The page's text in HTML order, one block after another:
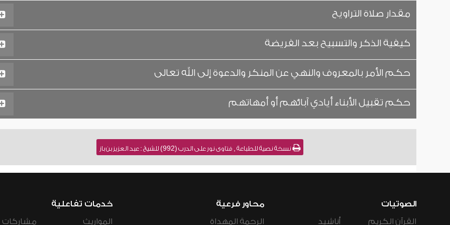
مقدار صلاة التراويح
كيفية الذكر والتسبيح بعد الفريضة
حكم الأمر بالمعروف والنهي عن المنكر والدعوة إلى الله تعالى
حكم تقبيل الأبناء أيادي آبائهم أو أمهاتهم
نسخة نصية للطباعة , فتاوى نور على الدرب (992) للشيخ : عبد العزيز بن باز
الصوتيات
القرآن الكريم
أناشيد
محاور فرعية
الرحمة المهداة
خدمات تفاعلية
المواريث
مشاركات